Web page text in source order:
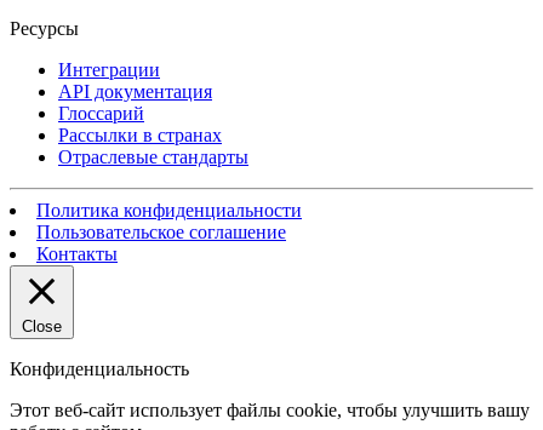
Ресурсы
Интеграции
API документация
Глоссарий
Рассылки в странах
Отраслевые стандарты
Политика конфиденциальности
Пользовательское соглашение
Контакты
Close
Конфиденциальность
Этот веб-сайт использует файлы cookie, чтобы улучшить вашу